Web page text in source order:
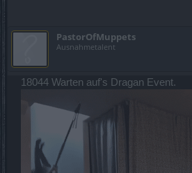
PastorOfMuppets
Ausnahmetalent
18044 Warten auf's Dragan Event.